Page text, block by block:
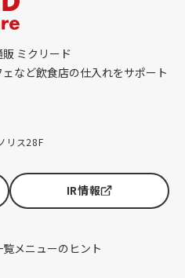
ミクリード
など飲食店の仕入れをサポート
リス28F
IR情報
覧メニューのヒント